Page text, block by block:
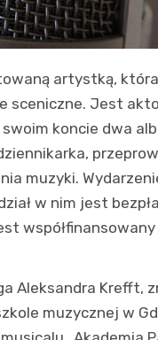
artystką,
sceniczne. Jest
koncie dwa
muzyki.
w nim jest
Aleksandra Krefft,
muzycznej w